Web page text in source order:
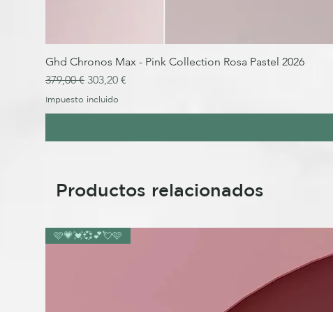
Ghd Chronos Max - Pink Collection Rosa Pastel 2026
Precio
379,00 € Precio de oferta
303,20 €
Impuesto incluido
Productos relacionados
🩷💗💓💞💕💘🩷